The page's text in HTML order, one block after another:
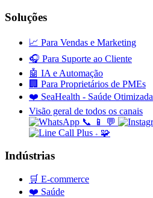
Soluções
📈 Para Vendas e Marketing
🎧 Para Suporte ao Cliente
🤖 IA e Automação
🏢 Para Proprietários de PMEs
❤️ SeaHealth - Saúde Otimizada
Visão geral de todos os canais
📞
📱 💬
+ 🧩
Indústrias
🛒 E-commerce
❤️ Saúde